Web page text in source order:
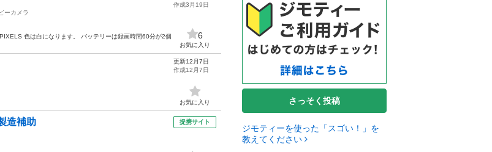
ーカメラ
色は白になります。 バッテリーは録画時間60分が2個
作成3月19日
6
お気に入り
更新12月7日
作成12月7日
お気に入り
造補助 提携サイト
さっそく投稿
ジモティーを使った「スゴい！」を
教えてください